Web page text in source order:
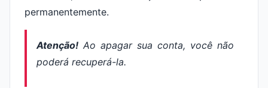
permanentemente.
Atenção! Ao apagar sua conta, você não
poderá recuperá-la.